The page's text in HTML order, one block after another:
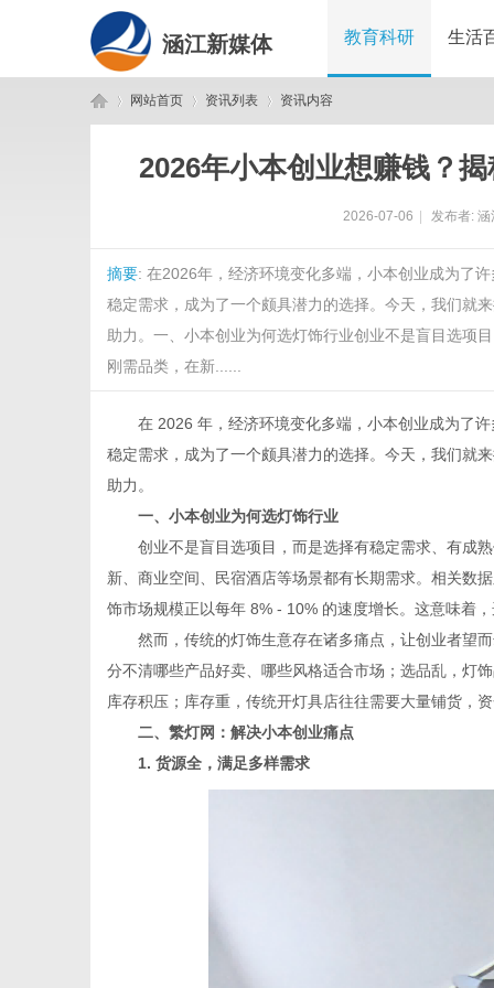
涵江新媒体 教育科研 生活
网站首页 资讯列表 资讯内容
2026年小本创业想赚钱？
2026-07-06 发布者: 涵
摘要: 在2026年，经济环境变化多端，小本创业成为了
稳定需求，成为了一个颇具潜力的选择。今天，我们就
助力。一、小本创业为何选灯饰行业创业不是盲目选项
刚需品类，在新......
在 2026 年，经济环境变化多端，小本创业成为了许
稳定需求，成为了一个颇具潜力的选择。今天，我们就
助力。
一、小本创业为何选灯饰行业
创业不是盲目选项目，而是选择有稳定需求、有成熟
新、商业空间、民宿酒店等场景都有长期需求。相关数
饰市场规模正以每年 8% - 10% 的速度增长。这意味着
然而，传统的灯饰生意存在诸多痛点，让创业者望而
分不清哪些产品好卖、哪些风格适合市场；选品乱，灯
库存积压；库存重，传统开灯具店往往需要大量铺货，
二、繁灯网：解决小本创业痛点
1. 货源全，满足多样需求